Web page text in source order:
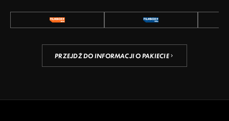
PRZEJDŹ DO INFORMACJI O PAKIECIE